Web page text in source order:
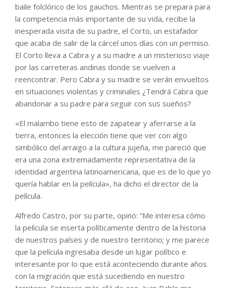
baile folclórico de los gauchos. Mientras se prepara para
la competencia más importante de su vida, recibe la
inesperada visita de su padre, el Corto, un estafador
que acaba de salir de la cárcel unos días con un permiso.
El Corto lleva a Cabra y a su madre a un misterioso viaje
por las carreteras andinas donde se vuelven a
reencontrar. Pero Cabra y su madre se verán envueltos
en situaciones violentas y criminales ¿Tendrá Cabra que
abandonar a su padre para seguir con sus sueños?
«El malambo tiene esto de zapatear y aferrarse a la
tierra, entonces la elección tiene que ver con algo
simbólico del arraigo a la cultura jujeña, me pareció que
era una zona extremadamente representativa de la
identidad argentina latinoamericana, que es de lo que yo
quería hablar en la película», ha dicho el director de la
película.
Alfredo Castro, por su parte, opinó: “Me interesa cómo
la película se inserta políticamente dentro de la historia
de nuestros países y de nuestro territorio; y me parece
que la película ingresaba desde un lugar político e
interesante por lo que está aconteciendo durante años
con la migración que está sucediendo en nuestro